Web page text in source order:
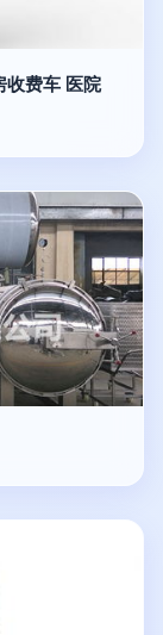
收费车 医院